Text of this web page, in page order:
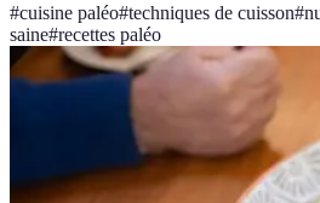
#cuisine paléo#techniques de cuisson#
saine#recettes paléo